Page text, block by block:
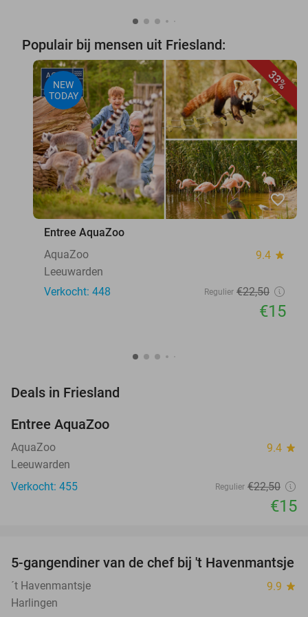
Populair bij mensen uit Friesland:
33%
NEW
TODAY
favorite_border
Entree AquaZoo
AquaZoo
9.4 star
Leeuwarden
Verkocht: 448
Regulier €22,50
€15
Deals in Friesland
TODAY
Entree AquaZoo
AquaZoo 9.4 star
Leeuwarden
Verkocht: 455
Regulier €22,50
€15
34%
5-gangendiner van de chef bij 't Havenmantsje
´t Havenmantsje 9.9 star
Harlingen